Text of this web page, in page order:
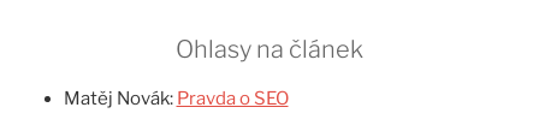
Ohlasy na článek
Matěj Novák: Pravda o SEO